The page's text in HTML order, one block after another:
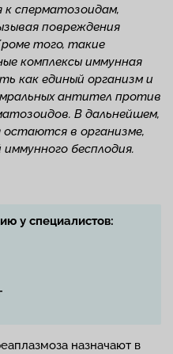
к сперматозоидам,
повреждения
того, такие
комплексы иммунная
как единый организм и
антител против
В дальнейшем,
в организме,
бесплодия.
у специалистов:
назначают в